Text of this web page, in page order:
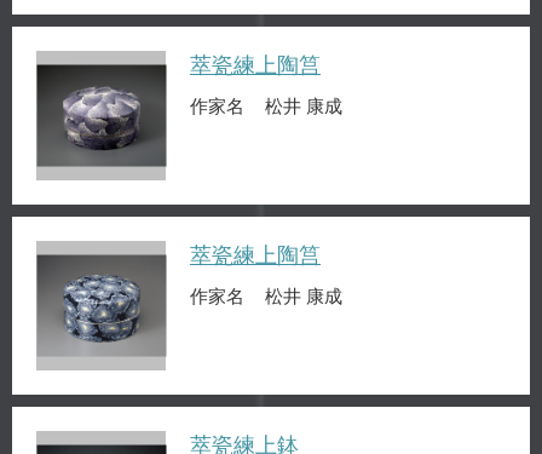
萃瓷練上陶筥
作家名 松井 康成
萃瓷練上陶筥
作家名 松井 康成
萃瓷練上鉢